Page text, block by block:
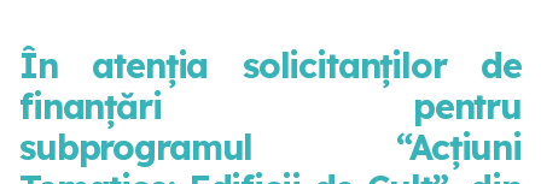
În atenția solicitanților de
finanțări pentru
subprogramul “Acțiuni